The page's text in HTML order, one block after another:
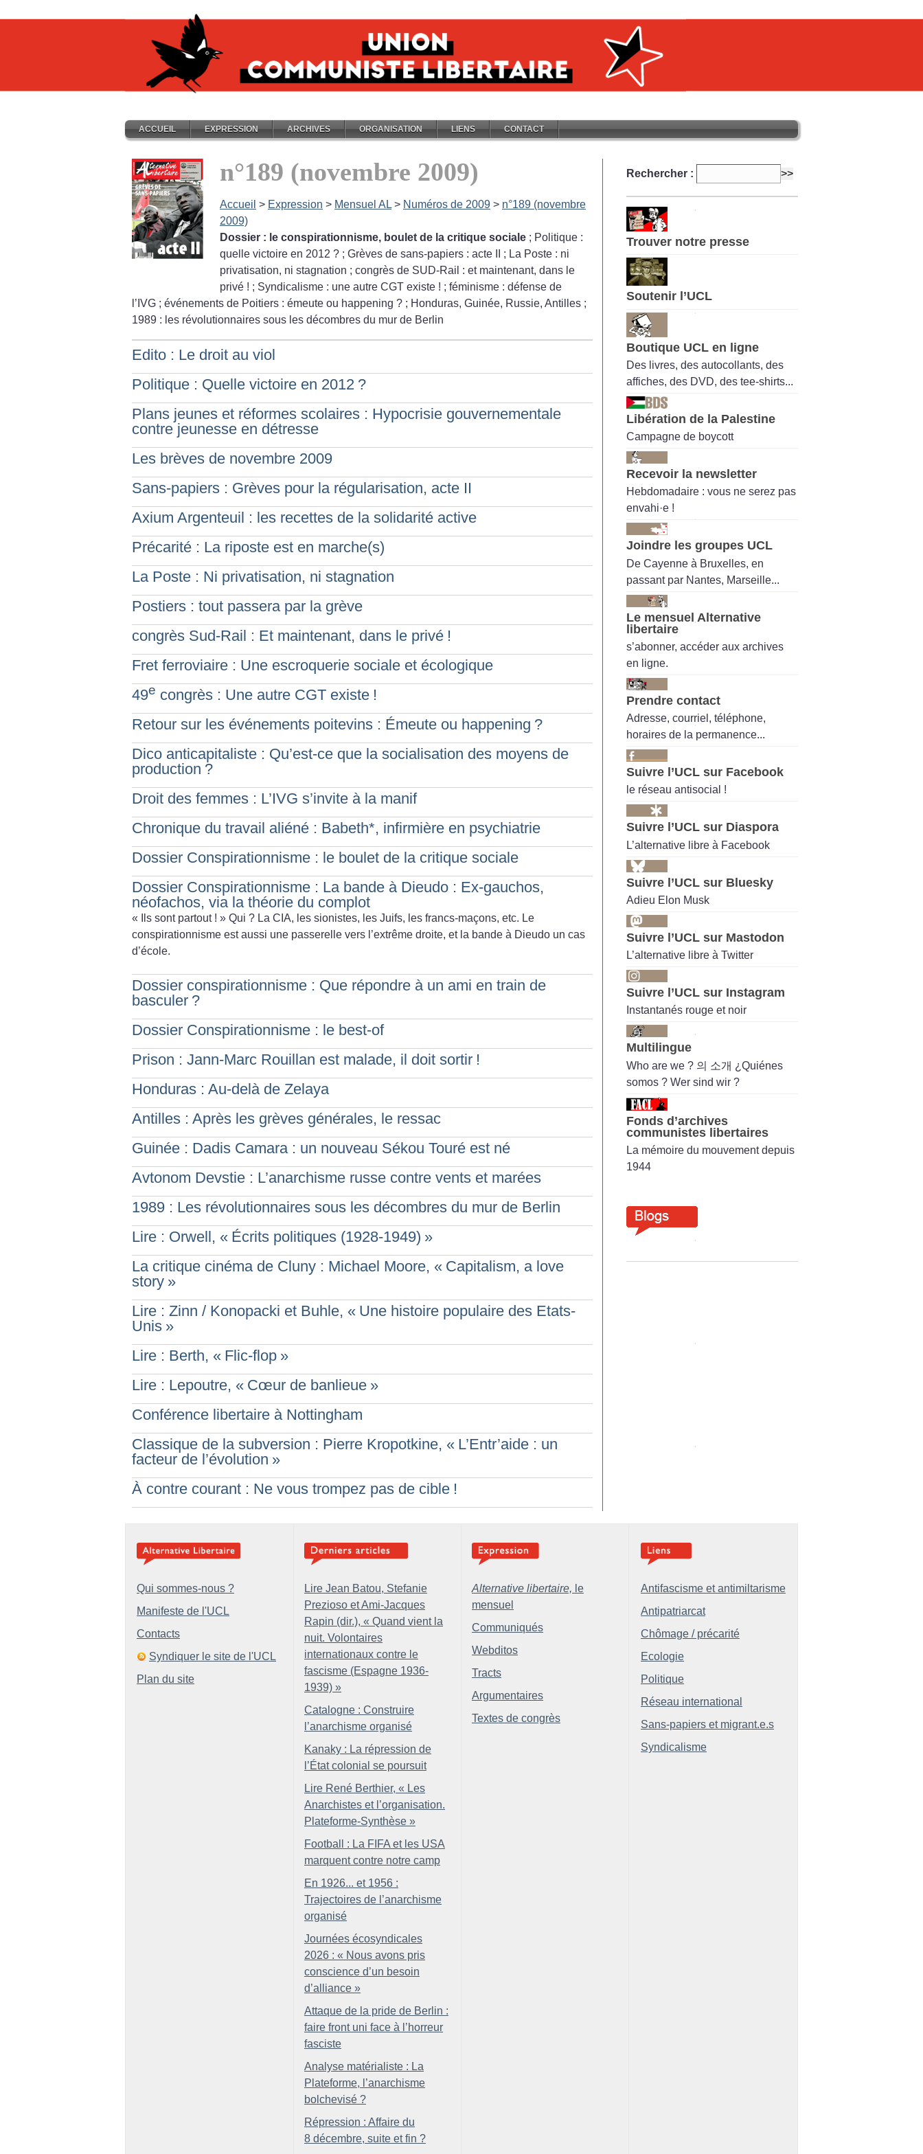
ACCUEIL EXPRESSION ARCHIVES ORGANISATION LIENS CONTACT
n°189 (novembre 2009)
Accueil > Expression > Mensuel AL > Numéros de 2009 > n°189 (novembre
2009)
Dossier : le conspirationnisme, boulet de la critique sociale ; Politique :
quelle victoire en 2012 ? ; Grèves de sans-papiers : acte II
; La Poste : ni
privatisation, ni stagnation ; congrès de SUD-Rail : et maintenant, dans le
privé ! ; Syndicalisme : une autre CGT existe ! ; féminisme : défense de
l’IVG ; événements de Poitiers : émeute ou happening ? ; Honduras, Guinée, Russie, Antilles ;
1989 : les révolutionnaires sous les décombres du mur de Berlin
Edito : Le droit au viol
Politique : Quelle victoire en 2012 ?
Plans jeunes et réformes scolaires : Hypocrisie gouvernementale
contre jeunesse en détresse
Les brèves de novembre 2009
Sans-papiers : Grèves pour la régularisation, acte II
Axium Argenteuil : les recettes de la solidarité active
Précarité : La riposte est en marche(s)
La Poste : Ni privatisation, ni stagnation
Postiers : tout passera par la grève
congrès Sud-Rail : Et maintenant, dans le privé !
Fret ferroviaire : Une escroquerie sociale et écologique
49e congrès : Une autre CGT existe !
Retour sur les événements poitevins : Émeute ou happening ?
Dico anticapitaliste : Qu’est-ce que la socialisation des moyens de
production ?
Droit des femmes : L’IVG s’invite à la manif
Chronique du travail aliéné : Babeth*, infirmière en psychiatrie
Dossier Conspirationnisme : le boulet de la critique sociale
Dossier Conspirationnisme : La bande à Dieudo : Ex-gauchos,
néofachos, via la théorie du complot
« Ils sont partout ! » Qui ? La CIA, les sionistes, les Juifs, les francs-maçons, etc. Le
conspirationnisme est aussi une passerelle vers l’extrême droite, et la bande à Dieudo un cas
d’école.
Dossier conspirationnisme : Que répondre à un ami en train de
basculer ?
Dossier Conspirationnisme : le best-of
Prison : Jann-Marc Rouillan est malade, il doit sortir !
Honduras : Au-delà de Zelaya
Antilles : Après les grèves générales, le ressac
Guinée : Dadis Camara : un nouveau Sékou Touré est né
Avtonom Devstie : L’anarchisme russe contre vents et marées
1989 : Les révolutionnaires sous les décombres du mur de Berlin
Lire : Orwell, « Écrits politiques (1928-1949) »
La critique cinéma de Cluny : Michael Moore, « Capitalism, a love
story »
Lire : Zinn / Konopacki et Buhle, « Une histoire populaire des Etats-
Unis »
Lire : Berth, « Flic-flop »
Lire : Lepoutre, « Cœur de banlieue »
Conférence libertaire à Nottingham
Classique de la subversion : Pierre Kropotkine, « L’Entr’aide : un
facteur de l’évolution »
À contre courant : Ne vous trompez pas de cible !
Rechercher :
Trouver notre presse
Soutenir l’UCL
Boutique UCL en ligne
Des livres, des autocollants, des
affiches, des DVD, des tee-shirts...
Libération de la Palestine
Campagne de boycott
Recevoir la newsletter
Hebdomadaire : vous ne serez pas
envahi·e !
Joindre les groupes UCL
De Cayenne à Bruxelles, en
passant par Nantes, Marseille...
Le mensuel Alternative
libertaire
s’abonner, accéder aux archives
en ligne.
Prendre contact
Adresse, courriel, téléphone,
horaires de la permanence...
Suivre l’UCL sur Facebook
le réseau antisocial !
Suivre l’UCL sur Diaspora
L’alternative libre à Facebook
Suivre l’UCL sur Bluesky
Adieu Elon Musk
Suivre l’UCL sur Mastodon
L’alternative libre à Twitter
Suivre l’UCL sur Instagram
Instantanés rouge et noir
Multilingue
Who are we ? 의 소개 ¿Quiénes
somos ? Wer sind wir ?
Fonds d’archives
communistes libertaires
La mémoire du mouvement depuis
1944
Qui sommes-nous ?
Manifeste de l'UCL
Contacts
Syndiquer le site de l'UCL
Plan du site
Lire Jean Batou, Stefanie
Prezioso et Ami-Jacques
Rapin (dir.), « Quand vient la
nuit. Volontaires
internationaux contre le
fascisme (Espagne 1936-
1939) »
Catalogne : Construire
l’anarchisme organisé
Kanaky : La répression de
l’État colonial se poursuit
Lire René Berthier, « Les
Anarchistes et l’organisation.
Plateforme-Synthèse »
Football : La FIFA et les USA
marquent contre notre camp
En 1926... et 1956 :
Trajectoires de l’anarchisme
organisé
Journées écosyndicales
2026 : « Nous avons pris
conscience d’un besoin
d’alliance »
Attaque de la pride de Berlin :
faire front uni face à l’horreur
fasciste
Analyse matérialiste : La
Plateforme, l’anarchisme
bolchevisé ?
Répression : Affaire du
8 décembre, suite et fin ?
Alternative libertaire, le
mensuel
Communiqués
Webditos
Tracts
Argumentaires
Textes de congrès
Antifascisme et antimiltarisme
Antipatriarcat
Chômage / précarité
Ecologie
Politique
Réseau international
Sans-papiers et migrant.e.s
Syndicalisme